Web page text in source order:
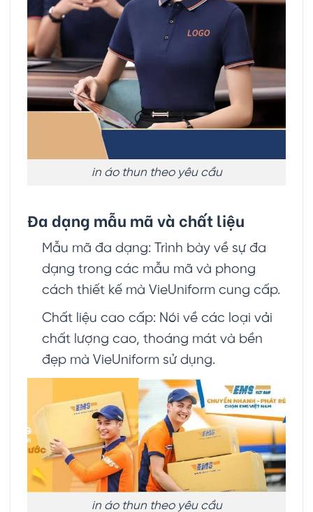
in áo thun theo yêu cầu
Đa dạng mẫu mã và chất liệu
Mẫu mã đa dạng: Trình bày về sự đa
dạng trong các mẫu mã và phong
cách thiết kế mà VieUniform cung cấp.
Chất liệu cao cấp: Nói về các loại vải
chất lượng cao, thoáng mát và bền
đẹp mà VieUniform sử dụng.
in áo thun theo yêu cầu